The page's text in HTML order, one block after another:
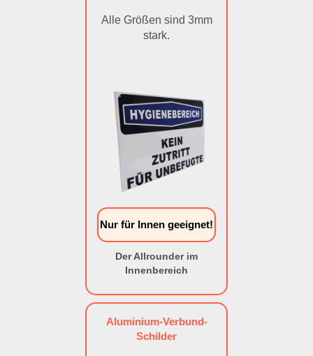
Alle Größen sind 3mm
stark.
Nur für Innen geeignet!
Der Allrounder im
Innenbereich
Aluminium-Verbund-
Schilder